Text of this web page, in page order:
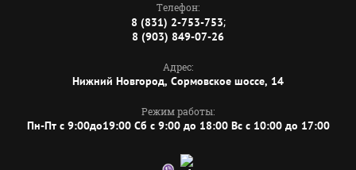
Телефон:
8 (831) 2-753-753;
8 (903) 849-07-26
Адрес:
Нижний Новгород, Сормовское шоссе, 14
Режим работы:
Пн-Пт с 9:00до19:00 Сб с 9:00 до 18:00 Вс с 10:00 до 17:00